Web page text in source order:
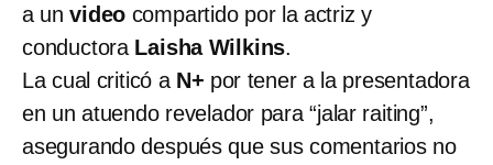
a unvideo compartido por la actriz y
conductora Laisha Wilkins.
La cual criticó a N+ por tener a la presentadora
en un atuendo revelador para “jalar raiting”,
asegurando después que sus comentarios no